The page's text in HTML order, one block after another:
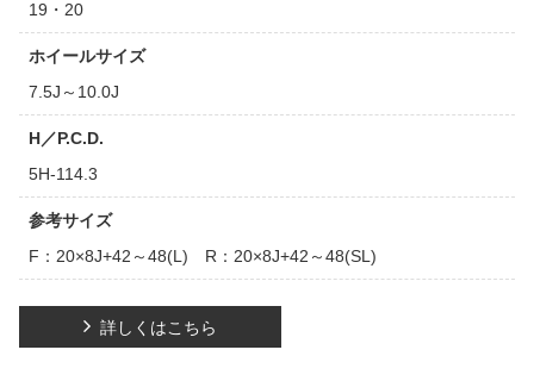
19・20
ホイールサイズ
7.5J～10.0J
H／P.C.D.
5H-114.3
参考サイズ
F：20×8J+42～48(L) R：20×8J+42～48(SL)
詳しくはこちら